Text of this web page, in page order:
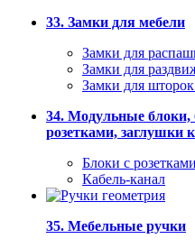
33. Замки для мебели
Замки для
Замки для
Замки для
34. Модульные блоки,
розетками, заглушки
Блоки с розетками
Кабель-канал
35. Мебельные ручки